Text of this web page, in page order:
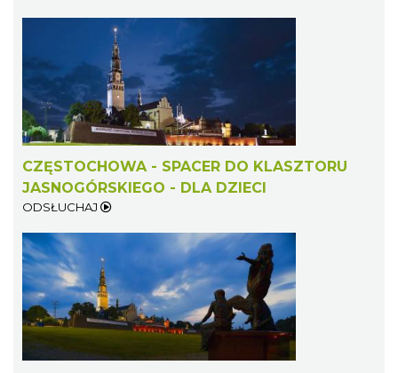
CZĘSTOCHOWA - SPACER DO KLASZTORU
JASNOGÓRSKIEGO - DLA DZIECI
ODSŁUCHAJ